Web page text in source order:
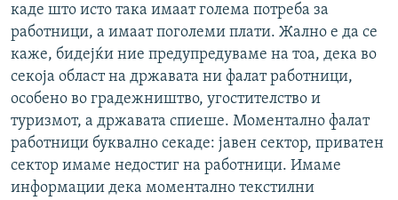
каде што исто така имаат голема потреба за
работници, а имаат поголеми плати. Жално е да се
каже, бидејќи ние предупредуваме на тоа, дека во
секоја област на државата ни фалат работници,
особено во градежништво, угостителство и
туризмот, а државата спиеше. Моментално фалат
работници буквално секаде: јавен сектор, приватен
сектор имаме недостиг на работници. Имаме
информации дека моментално текстилни